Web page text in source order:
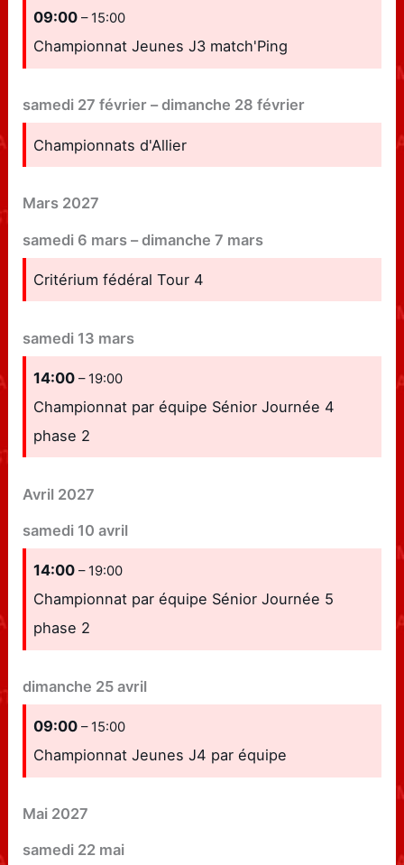
09:00– 15:00
Championnat Jeunes J3 match'Ping
samedi 27 février –dimanche 28 février
Championnats d'Allier
Mars 2027
samedi 6 mars –dimanche 7 mars
Critérium fédéral Tour 4
samedi 13 mars
14:00– 19:00
Championnat par équipe Sénior Journée 4
phase 2
Avril 2027
samedi 10 avril
14:00– 19:00
Championnat par équipe Sénior Journée 5
phase 2
dimanche 25 avril
09:00– 15:00
Championnat Jeunes J4 par équipe
Mai 2027
samedi 22 mai